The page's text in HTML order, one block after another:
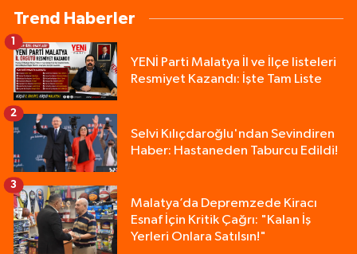
Trend Haberler
YENİ Parti Malatya İl ve İlçe listeleri
Resmiyet Kazandı: İşte Tam Liste
1
Selvi Kılıçdaroğlu'ndan Sevindiren
Haber: Hastaneden Taburcu Edildi!
2
Malatya’da Depremzede Kiracı
Esnaf İçin Kritik Çağrı: "Kalan İş
Yerleri Onlara Satılsın!"
3